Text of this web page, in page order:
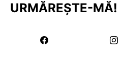
URMĂREȘTE-MĂ!